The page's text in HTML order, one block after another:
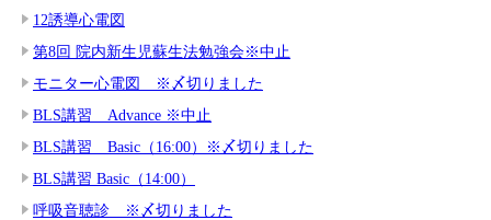
12誘導心電図
第8回 院内新生児蘇生法勉強会※中止
モニター心電図 ※〆切りました
BLS講習 Advance ※中止
BLS講習 Basic（16:00）※〆切りました
BLS講習 Basic（14:00）
呼吸音聴診 ※〆切りました